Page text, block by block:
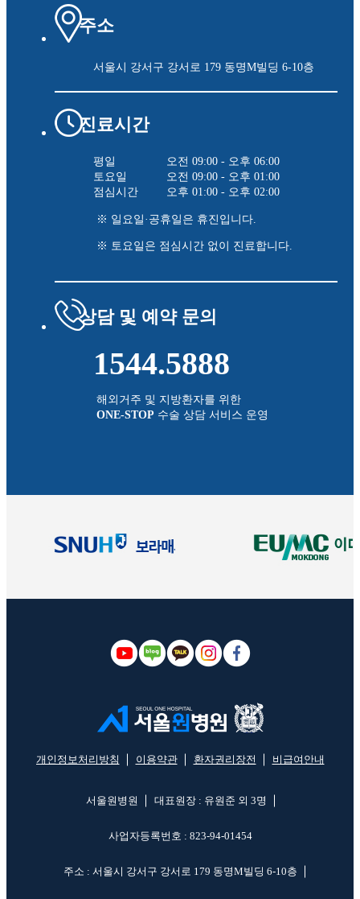
주소
서울시 강서구 강서로 179 동명M빌딩 6-10층
진료시간
평일
오전 09:00 - 오후 06:00
토요일
오전 09:00 - 오후 01:00
점심시간
오후 01:00 - 오후 02:00
※ 일요일·공휴일은 휴진입니다.
※ 토요일은 점심시간 없이 진료합니다.
상담 및 예약 문의
1544.5888
해외거주 및 지방환자를 위한
ONE-STOP 수술 상담 서비스 운영
개인정보처리방침 이용약관 환자권리장전 비급여안내
서울원병원 대표원장 : 유원준 외 3명
사업자등록번호 : 823-94-01454
주소 : 서울시 강서구 강서로 179 동명M빌딩 6-10층